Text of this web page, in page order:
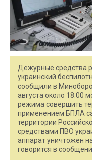
Дежурные средства
украинский
сообщили в
августа около 18.00
режима совершить
применением БПЛА
территории
средствами ПВО
аппарат уничтожен
говорится в